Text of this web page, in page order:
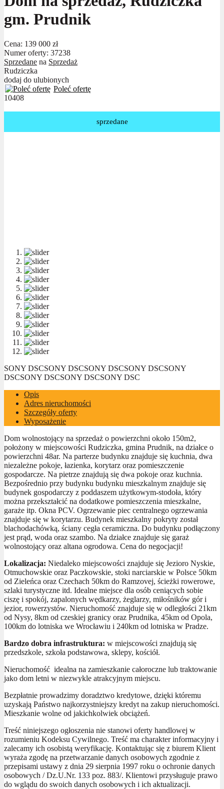
gm. Prudnik
Cena: 139 000 zł
Numer oferty: 37238
Sprzedane na Sprzedaż
Rudziczka
dodaj do ulubionych
Poleć ofertę
10408
sprzedane
SONY DSCSONY DSCSONY DSCSONY DSCSONY
DSCSONY DSCSONY DSCSONY DSC
Opis
Adres nieruchomości
Szczegóły oferty
Wyposażenie
Dom wolnostojący na sprzedaż o powierzchni około 150m2,
położony w miejscowości Rudziczka, gmina Prudnik, na działce o
powierzchni 48ar. Na parterze budynku znajduje się kuchnia, dwa
niezależne pokoje, łazienka, korytarz oraz pomieszczenie
gospodarcze. Na pietrze znajdują się dwa pokoje oraz kuchnia.
Bezpośrednio przy budynku budynku mieszkalnym znajduje się
budynek gospodarczy z poddaszem użytkowym-stodoła, który
można przekształcić na dodatkowe pomieszczenia mieszkalne,
garaże itp. Okna PCV. Ogrzewanie piec centralnego ogrzewania
znajduje się w korytarzu. Budynek mieszkalny pokryty został
blachodachówką, ściany cegła ceramiczna. Do budynku podłączony
jest prąd, woda oraz szambo. Na działce znajduje się garaż
wolnostojący oraz altana ogrodowa. Cena do negocjacji!
Lokalizacja: Niedaleko miejscowości znajduje się Jezioro Nyskie,
Otmuchowskie oraz Paczkowskie, stoki narciarskie w Polsce 50km
od Zieleńca oraz Czechach 50km do Ramzovej, ścieżki rowerowe,
szlaki turystyczne itd. Idealne miejsce dla osób ceniących sobie
ciszę i spokój, zapalonych wędkarzy, żeglarzy, miłośników gór i
jezior, rowerzystów. Nieruchomość znajduje się w odległości 21km
od Nysy, 8km od czeskiej granicy oraz Prudnika, 45km od Opola,
100km do lotniska we Wrocławiu i 240km od lotniska w Pradze.
Bardzo dobra infrastruktura: w miejscowości znajdują się
przedszkole, szkoła podstawowa, sklepy, kościół.
Nieruchomość idealna na zamieszkanie całoroczne lub traktowanie
jako dom letni w niezwykle atrakcyjnym miejscu.
Bezpłatnie prowadzimy doradztwo kredytowe, dzięki któremu
uzyskają Państwo najkorzystniejszy kredyt na zakup nieruchomości.
Mieszkanie wolne od jakichkolwiek obciążeń.
Treść niniejszego ogłoszenia nie stanowi oferty handlowej w
rozumieniu Kodeksu Cywilnego. Treść ma charakter informacyjny i
zalecamy ich osobistą weryfikację. Kontaktując się z biurem Klient
wyraża zgodę na przetwarzanie danych osobowych zgodnie z
przepisami ustawy z dnia 29 sierpnia 1997 roku o ochronie danych
osobowych / Dz.U.Nr. 133 poz. 883/. Klientowi przysługuje prawo
do wglądu do swoich danych osobowych i ich aktualizacji.